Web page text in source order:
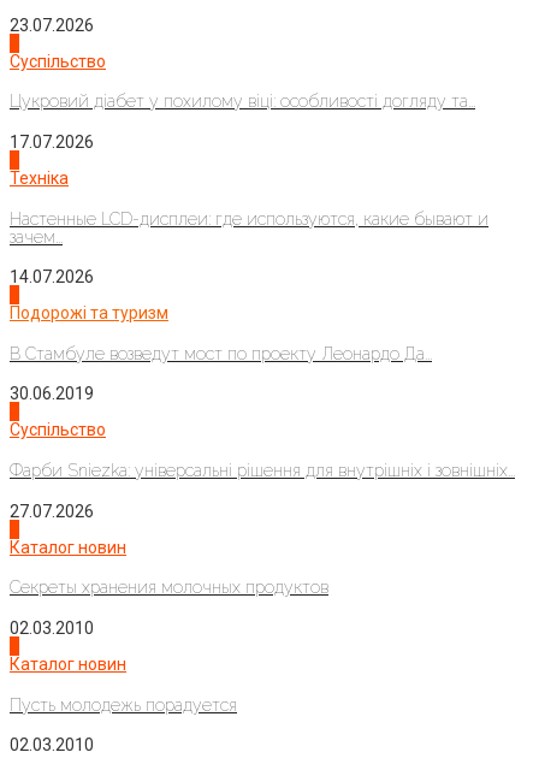
23.07.2026
Суспільство
Цукровий діабет у похилому віці: особливості догляду та...
17.07.2026
Техніка
Настенные LCD-дисплеи: где используются, какие бывают и
зачем...
14.07.2026
Подорожі та туризм
В Стамбуле возведут мост по проекту Леонардо Да...
30.06.2019
Суспільство
Фарби Sniezka: універсальні рішення для внутрішніх і зовнішніх...
27.07.2026
Каталог новин
Секреты хранения молочных продуктов
02.03.2010
Каталог новин
Пусть молодежь порадуется
02.03.2010